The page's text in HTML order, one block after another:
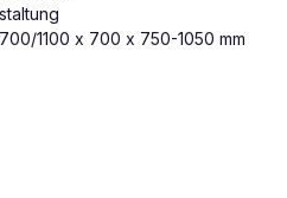
1100 x 700 x 750-1050 mm